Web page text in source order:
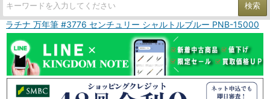
検索
ラチナ 万年筆 #3776 センチュリー シャルトルブルー PNB-15000